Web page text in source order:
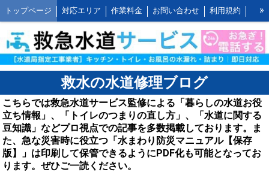
トップページ 対応エリア 作業料金 お問い合わせ 利用規約
水道修理の作業報告 水道修理の施工事例 よくあるご質問 FAQ
救水の水道修理ブログ お客様の声とご感想 WEB割引ご利用方法
公式LINEアカウント 会社概要 キッチンの作業料金
トイレの作業料金 お風呂の作業料金 洗面所の作業料金
屋外の作業料金
»
救水の水道修理ブログ
こちらでは救急水道サービス監修による「暮らしの水道お役
立ち情報」、「トイレのつまりの直し方」、「水道に関する
豆知識」などプロ視点での記事を多数掲載しております。ま
た、急な災害時に役立つ「水まわり防災マニュアル【保存
版】」は印刷して保管できるようにPDF化も可能となってお
ります。ぜひご一読ください。